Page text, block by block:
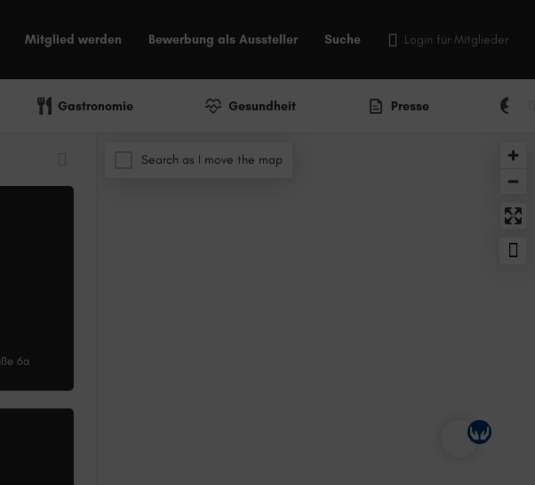
Mitglied werden Bewerbung als Aussteller Suche Login für Mitglieder
Gastronomie Gesundheit Presse
6a
Search as I move the map